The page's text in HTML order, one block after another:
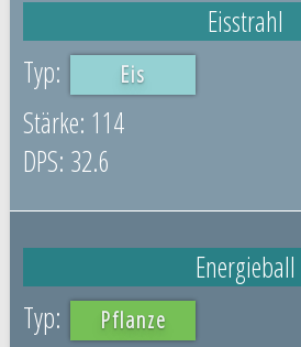
Eisstrahl
Eis
114
32.6
Energieball
Pflanze